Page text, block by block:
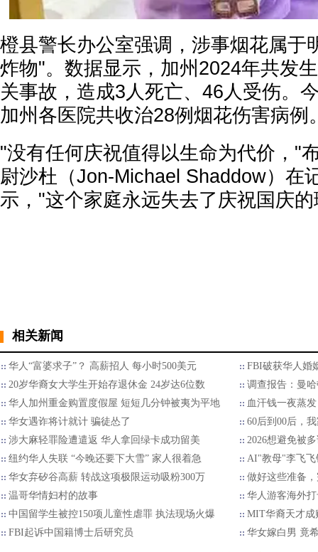
橙县警长办公室强调，涉事烟花属于
炸物"。数据显示，加州2024年共发
关事故，造成3人死亡、46人受伤。
加州各医院共收治28例烟花伤害病例
"没有任何庆祝值得以生命为代价，"
尉沙杜（Jon-Michael Shaddow）在
示，"这个家庭永远失去了庆祝国庆
相关新闻
华人“富婆求子”？ 高薪招人 每小时500美元
FBI破获华人婚
20岁华裔女大学生开始存退休金 24岁达6位数
调查报告：曼
华人加州重金购置度假屋 短短几分钟被夷为平地
血汗钱一夜蒸
华女遇诈将计就计 骗徒怂了
60后到00后，
涉大麻轻罪险遭遣返 华人拿回绿卡成功留美
2026想避免被
纽约华人失联 “今晚还要下大雪” 家人很着急
AI"教母"李飞飞
华女弃矽谷高薪 转战这项极限运动吸粉300万
做好这些准备
温哥华情妇村的故事
华人游客海外
中国留学生被控150项儿童性虐罪 执法现场火爆
MIT华裔天才成
FBI起诉中国籍博士后研究员
华女嫁白男 竟